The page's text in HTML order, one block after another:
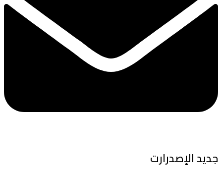
جديد الإصدرارت